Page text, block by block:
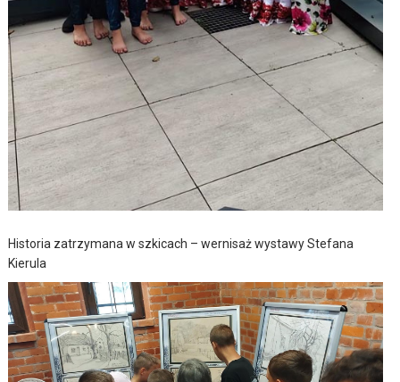
Historia zatrzymana w szkicach – wernisaż wystawy Stefana
Kierula